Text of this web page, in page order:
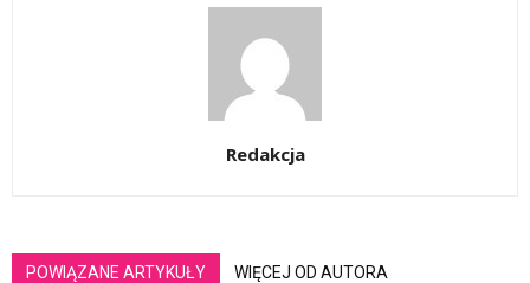
Redakcja
POWIĄZANE ARTYKUŁY WIĘCEJ OD AUTORA